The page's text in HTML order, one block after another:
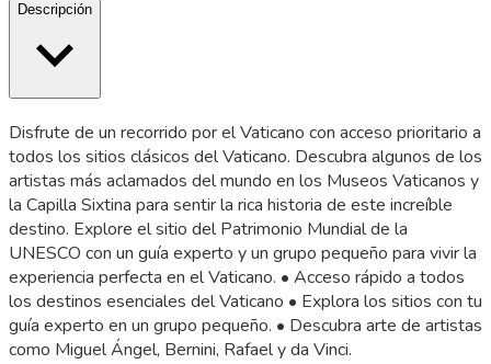
Descripción
Disfrute de un recorrido por el Vaticano con acceso prioritario a
todos los sitios clásicos del Vaticano. Descubra algunos de los
artistas más aclamados del mundo en los Museos Vaticanos y
la Capilla Sixtina para sentir la rica historia de este increíble
destino. Explore el sitio del Patrimonio Mundial de la
UNESCO con un guía experto y un grupo pequeño para vivir la
experiencia perfecta en el Vaticano. • Acceso rápido a todos
los destinos esenciales del Vaticano • Explora los sitios con tu
guía experto en un grupo pequeño. • Descubra arte de artistas
como Miguel Ángel, Bernini, Rafael y da Vinci.